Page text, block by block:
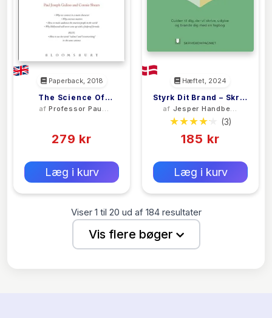
Paperback, 2018
The Science Of
Screenwriting
afProfessor Paul
279 kr
Læg i kurv
Hæftet, 2024
Styrk Dit Brand – Skriv
En Bog
af Jesper Handberg
Nielsen
(3)
185 kr
Læg i kurv
Viser 1 til 20 ud af 184resultater
Vis flere bøger